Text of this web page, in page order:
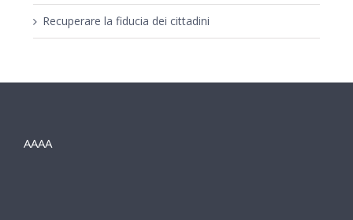
Recuperare la fiducia dei cittadini
AAAA